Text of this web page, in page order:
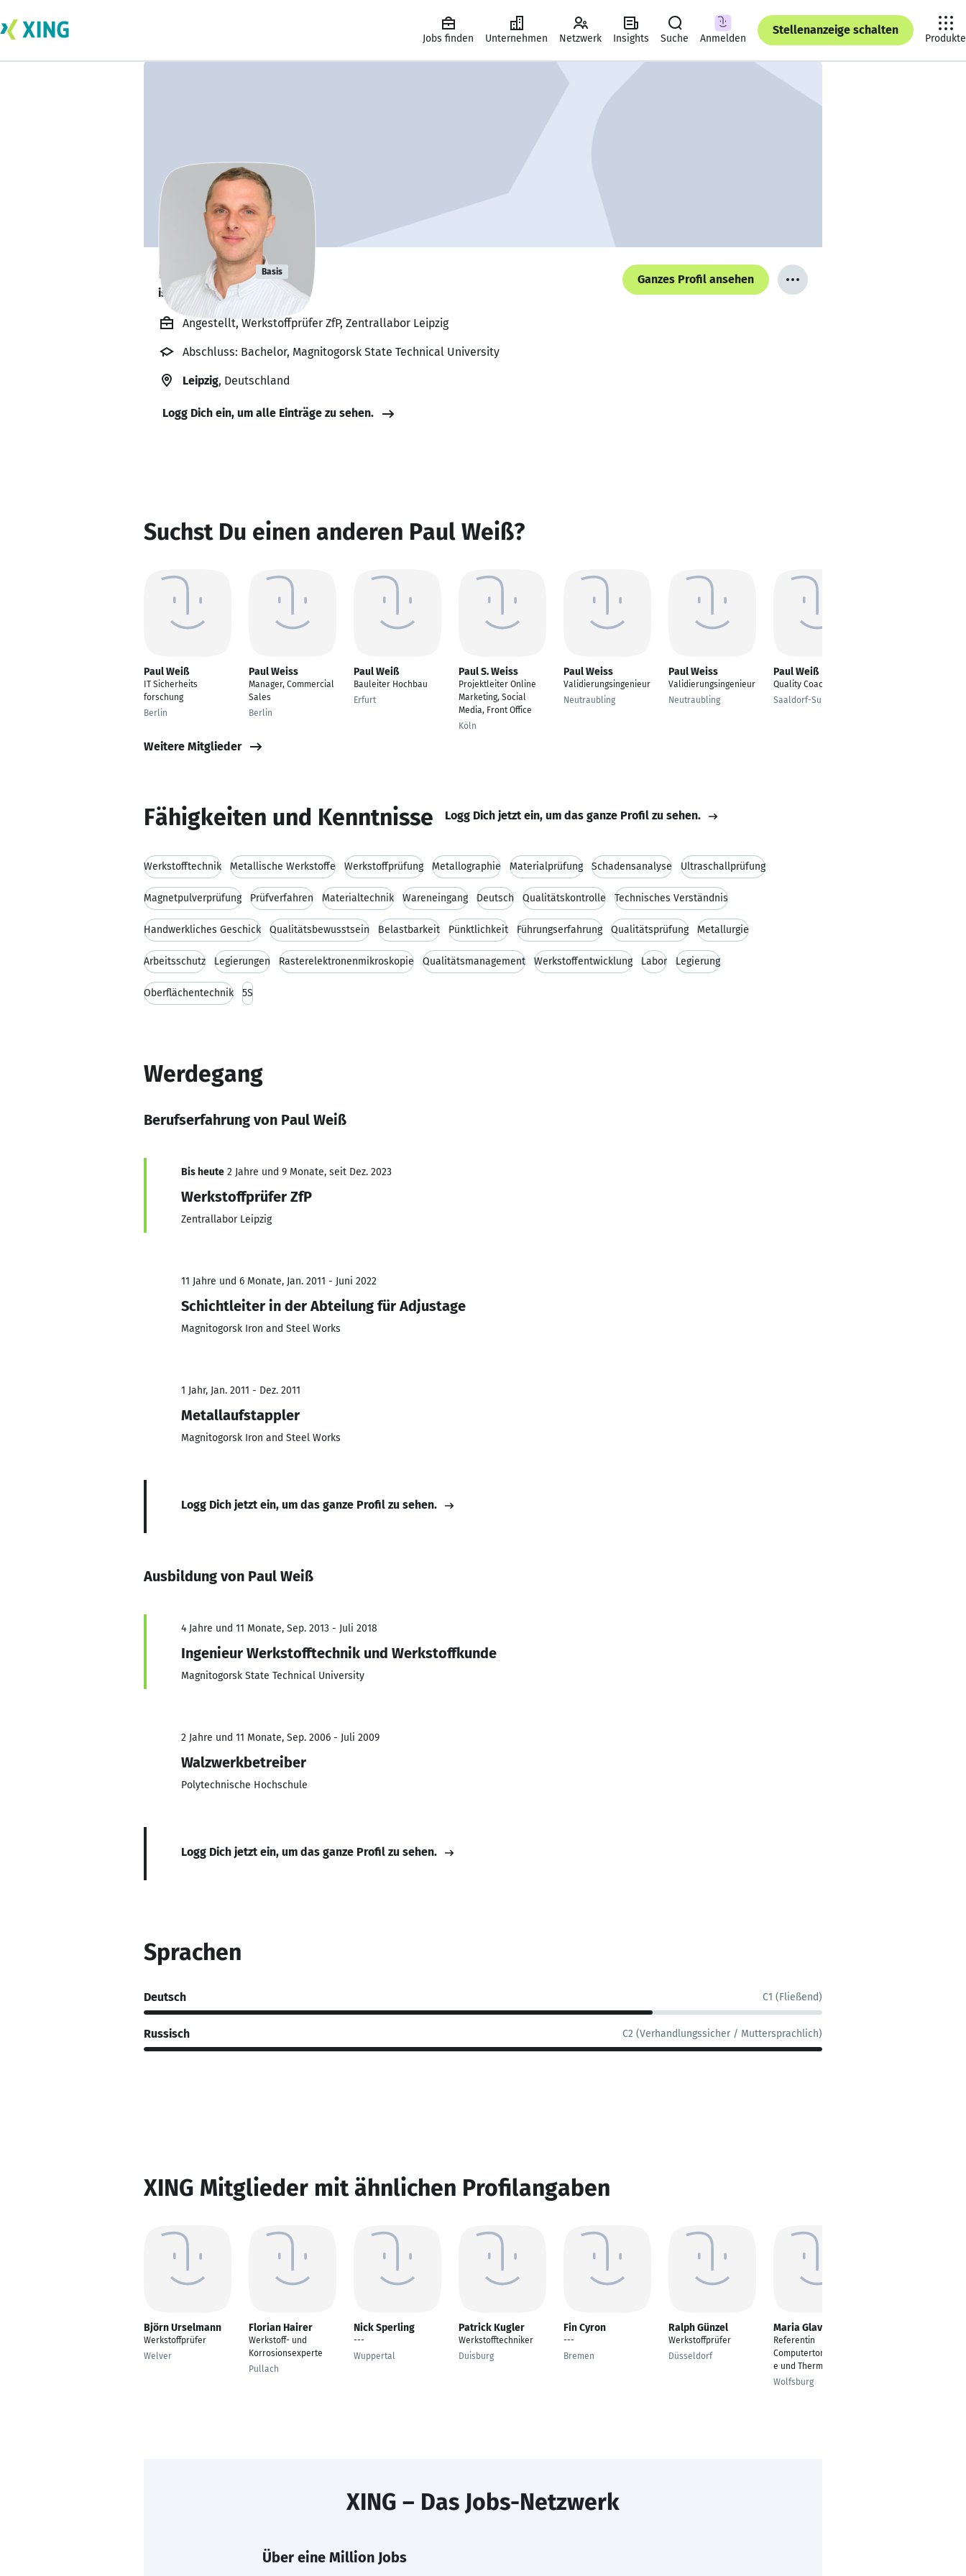
Jobs finden Unternehmen Netzwerk Insights Suche Anmelden
Stellenanzeige schalten
Produkte
Paul Weiß Basis
ist offen für Projekte. 🔎
Ganzes Profil ansehen
Angestellt, Werkstoffprüfer ZfP, Zentrallabor Leipzig
Abschluss: Bachelor, Magnitogorsk State Technical University
Leipzig, Deutschland
Logg Dich ein, um alle Einträge zu sehen.
Suchst Du einen anderen Paul Weiß?
Paul Weiß
IT Sicherheits
forschung
Berlin
Paul Weiss
Manager, Commercial
Sales
Berlin
Paul Weiß
Bauleiter Hochbau
Erfurt
Paul S. Weiss
Projektleiter Online
Marketing, Social
Media, Front Office
Köln
Paul Weiss
Validierungsingenieur
Neutraubling
Paul Weiss
Validierungsingenieur
Neutraubling
Paul Weiß
Quality Coach
Saaldorf-Surheim
Weitere Mitglieder
Fähigkeiten und Kenntnisse Logg Dich jetzt ein, um das ganze Profil zu sehen.
Werkstofftechnik Metallische Werkstoffe Werkstoffprüfung Metallographie Materialprüfung Schadensanalyse Ultraschallprüfung
Magnetpulverprüfung Prüfverfahren Materialtechnik Wareneingang Deutsch Qualitätskontrolle Technisches Verständnis
Handwerkliches Geschick Qualitätsbewusstsein Belastbarkeit Pünktlichkeit Führungserfahrung Qualitätsprüfung Metallurgie
Arbeitsschutz Legierungen Rasterelektronenmikroskopie Qualitätsmanagement Werkstoffentwicklung Labor Legierung
Oberflächentechnik 5S
Werdegang
Berufserfahrung von Paul Weiß
Bis heute 2 Jahre und 9 Monate, seit Dez. 2023
Werkstoffprüfer ZfP
Zentrallabor Leipzig
11 Jahre und 6 Monate, Jan. 2011 - Juni 2022
Schichtleiter in der Abteilung für Adjustage
Magnitogorsk Iron and Steel Works
1 Jahr, Jan. 2011 - Dez. 2011
Metallaufstappler
Magnitogorsk Iron and Steel Works
Logg Dich jetzt ein, um das ganze Profil zu sehen.
Ausbildung von Paul Weiß
4 Jahre und 11 Monate, Sep. 2013 - Juli 2018
Ingenieur Werkstofftechnik und Werkstoffkunde
Magnitogorsk State Technical University
2 Jahre und 11 Monate, Sep. 2006 - Juli 2009
Walzwerkbetreiber
Polytechnische Hochschule
Logg Dich jetzt ein, um das ganze Profil zu sehen.
Sprachen
Deutsch C1 (Fließend)
Russisch C2 (Verhandlungssicher / Muttersprachlich)
XING Mitglieder mit ähnlichen Profilangaben
Björn Urselmann
Werkstoffprüfer
Welver
Florian Hairer
Werkstoff- und
Korrosionsexperte
Pullach
Nick Sperling
---
Wuppertal
Patrick Kugler
Werkstofftechniker
Duisburg
Fin Cyron
---
Bremen
Ralph Günzel
Werkstoffprüfer
Düsseldorf
Maria Glavatskikh
Referentin
Computertomographi
e und Thermographie
Wolfsburg
XING – Das Jobs-Netzwerk
Über eine Million Jobs